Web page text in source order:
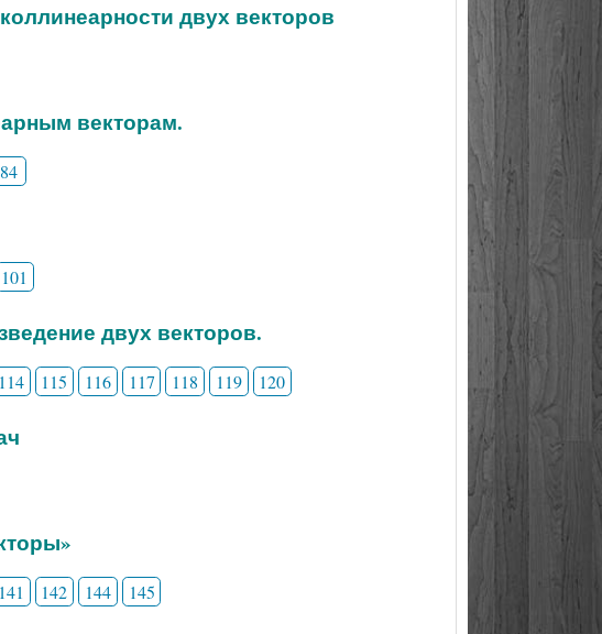
двух векторов
векторам.
84
101
двух векторов.
114 115 116 117 118 119 120
141 142 144 145